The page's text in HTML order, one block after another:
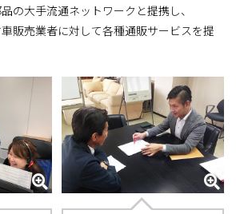
の大手流通ネットワークと提携し、
販売業者に対して各種通販サービスを提